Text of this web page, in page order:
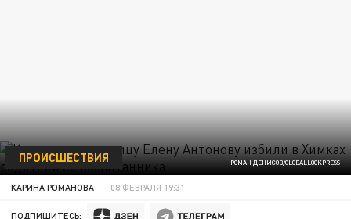
РОМАН ДЕНИСОВ/GLOBALLOOKPRESS
ПРОИСШЕСТВИЯ
КАРИНА РОМАНОВА 08 ФЕВРАЛЯ 19:31
ПОДПИШИТЕСЬ: